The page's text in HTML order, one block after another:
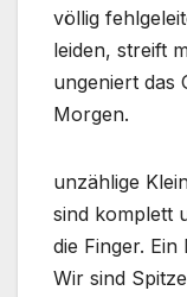
völlig
leiden, streift
ungeniert das
Morgen.
unzählige
sind komplett
die Finger.
Wir sind